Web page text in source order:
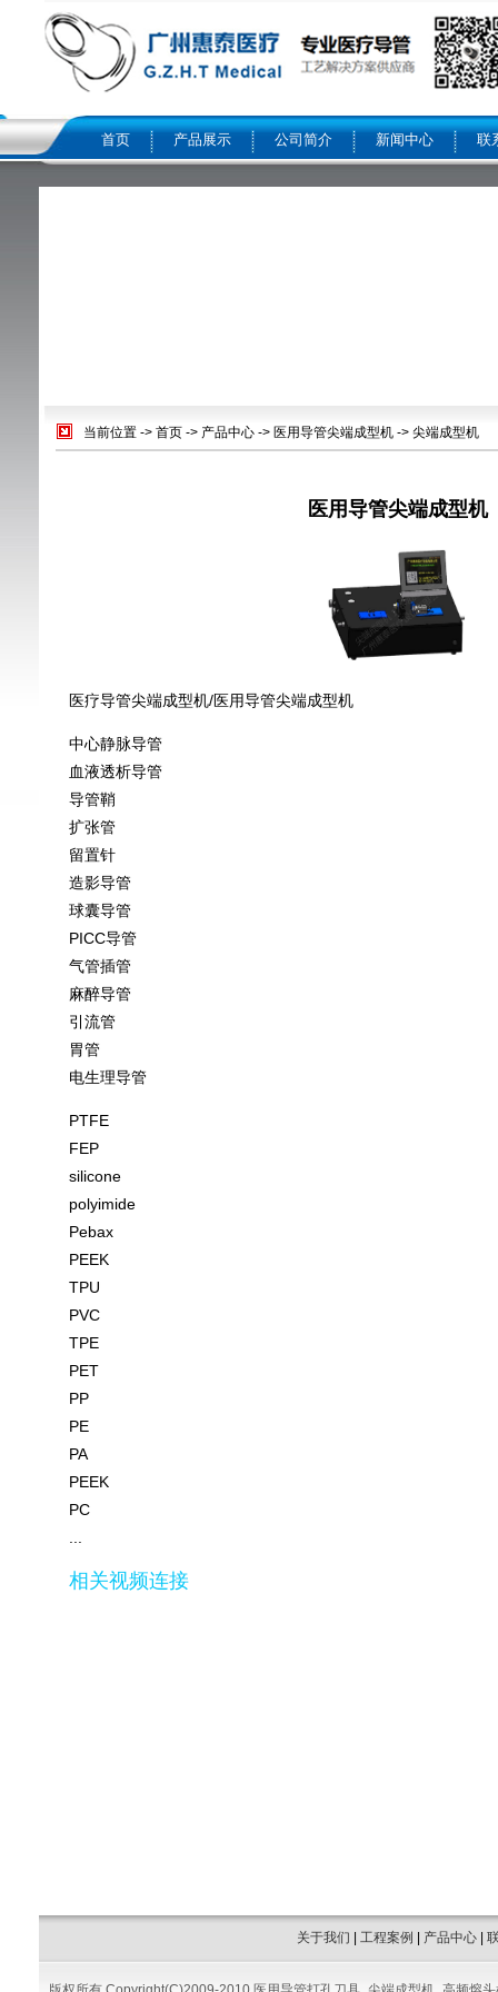
首页 产品展示 公司简介 新闻中心 联
当前位置 -> 首页 -> 产品中心 -> 医用导管尖端成型机 -> 尖端成型机
医用导管尖端成型机
医疗导管尖端成型机/医用导管尖端成型机
中心静脉导管
血液透析导管
导管鞘
扩张管
留置针
造影导管
球囊导管
PICC导管
气管插管
麻醉导管
引流管
胃管
电生理导管
PTFE
FEP
silicone
polyimide
Pebax
PEEK
TPU
PVC
TPE
PET
PP
PE
PA
PEEK
PC
相关视频连接
关于我们 工程案例 产品中心|